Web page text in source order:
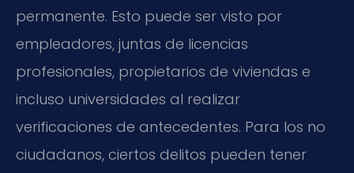
permanente. Esto puede ser visto por
empleadores, juntas de licencias
profesionales, propietarios de viviendas e
incluso universidades al realizar
verificaciones de antecedentes. Para los no
ciudadanos, ciertos delitos pueden tener